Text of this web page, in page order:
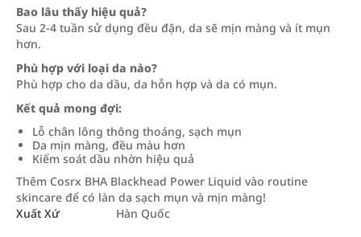
Bao lâu thấy hiệu quả?
Sau 2-4 tuần sử dụng đều đặn, da sẽ mịn màng và ít mụn
hơn.
Phù hợp với loại da nào?
Phù hợp cho da dầu, da hỗn hợp và da có mụn.
Kết quả mong đợi:
Lỗ chân lông thông thoáng, sạch mụn
Da mịn màng, đều màu hơn
Kiểm soát dầu nhờn hiệu quả
Thêm Cosrx BHA Blackhead Power Liquid vào routine
skincare để có làn da sạch mụn và mịn màng!
Xuất Xứ
Hàn Quốc